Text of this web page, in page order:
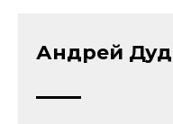
Андрей